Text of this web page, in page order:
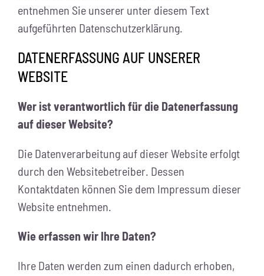
entnehmen Sie unserer unter diesem Text
aufgeführten Datenschutzerklärung.
DATENERFASSUNG AUF UNSERER
WEBSITE
Wer ist verantwortlich für die Datenerfassung
auf dieser Website?
Die Datenverarbeitung auf dieser Website erfolgt
durch den Websitebetreiber. Dessen
Kontaktdaten können Sie dem Impressum dieser
Website entnehmen.
Wie erfassen wir Ihre Daten?
Ihre Daten werden zum einen dadurch erhoben,